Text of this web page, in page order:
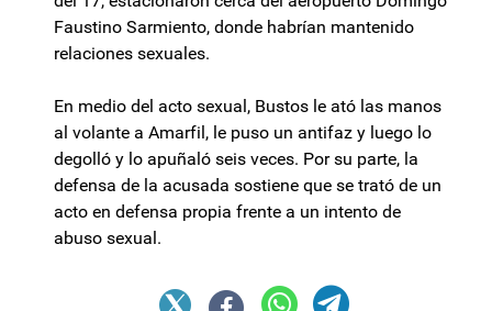
Faustino Sarmiento, donde habrían mantenido
relaciones sexuales.
En medio del acto sexual, Bustos le ató las manos
al volante a Amarfil, le puso un antifaz y luego lo
degolló y lo apuñaló seis veces. Por su parte, la
defensa de la acusada sostiene que se trató de un
acto en defensa propia frente a un intento de
abuso sexual.